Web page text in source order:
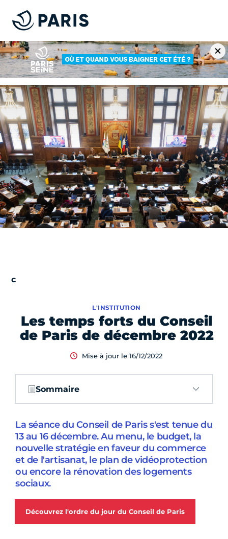
Les temps forts du Conseil
de Paris de décembre 2022
L'INSTITUTION
Mise à jour le 16/12/2022
Sommaire
La séance du Conseil de Paris s'est tenue du
13 au 16 décembre. Au menu, le budget, la
nouvelle stratégie en faveur du commerce
et de l'artisanat, le plan de vidéoprotection
ou encore la rénovation des logements
sociaux.
Découvrez l'ordre du jour du Conseil de Paris